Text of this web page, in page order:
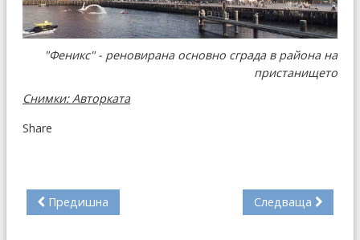
"Феникс" - реновирана основно сграда в района на
пристанището
Снимки: Авторката
Share
Предишна Следваща